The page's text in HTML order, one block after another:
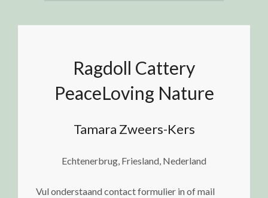
Ragdoll Cattery
PeaceLoving Nature
Tamara Zweers-Kers
Echtenerbrug, Friesland, Nederland
Vul onderstaand contact formulier in of mail